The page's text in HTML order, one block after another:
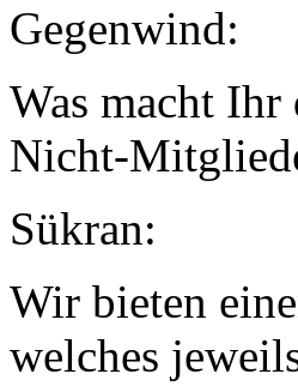
Gegenwind:
Was macht
Nicht-
Sükran:
Wir bieten
welches